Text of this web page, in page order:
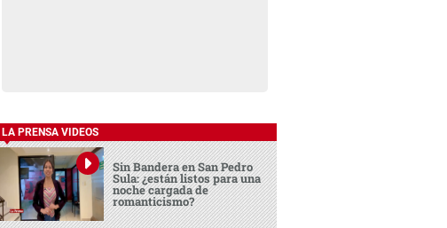
LA PRENSA VIDEOS
Sin Bandera en San Pedro
Sula: ¿están listos para una
noche cargada de
romanticismo?